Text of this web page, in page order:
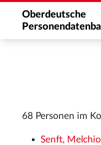
Oberdeutsche
68 Personen im
Senft,